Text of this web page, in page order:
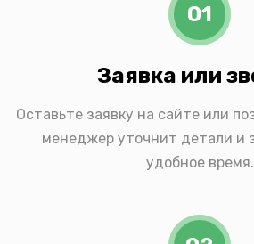
01
Заявка или
Оставьте заявку на сайте или
менеджер уточнит детали и
удобное время.